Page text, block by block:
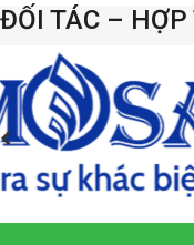
ĐỐI TÁC – HỢP